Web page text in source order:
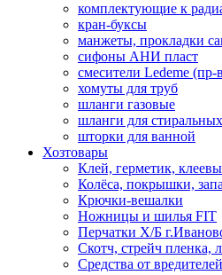
комплектующие к
кран-буксы
манжеты, прокладки
сифоны АНИ пласт
смесители Ledeme
хомуты для труб
шланги газовые
шланги для
шторки для ванной
Хозтовары
Клей, герметик,
Колёса, покрышки,
Крючки-вешалки
Ножницы и шилья FIT
Перчатки Х/Б
Скотч, стрейч пленка,
Средства от